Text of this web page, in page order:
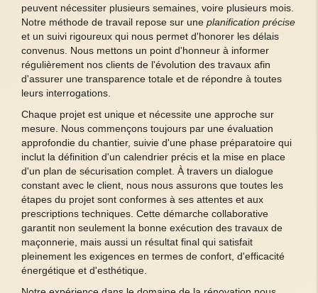
peuvent nécessiter plusieurs semaines, voire plusieurs mois.
Notre méthode de travail repose sur une planification précise
et un suivi rigoureux qui nous permet d'honorer les délais
convenus. Nous mettons un point d'honneur à informer
régulièrement nos clients de l'évolution des travaux afin
d'assurer une transparence totale et de répondre à toutes
leurs interrogations.
Chaque projet est unique et nécessite une approche sur
mesure. Nous commençons toujours par une évaluation
approfondie du chantier, suivie d'une phase préparatoire qui
inclut la définition d'un calendrier précis et la mise en place
d'un plan de sécurisation complet. À travers un dialogue
constant avec le client, nous nous assurons que toutes les
étapes du projet sont conformes à ses attentes et aux
prescriptions techniques. Cette démarche collaborative
garantit non seulement la bonne exécution des travaux de
maçonnerie, mais aussi un résultat final qui satisfait
pleinement les exigences en termes de confort, d'efficacité
énergétique et d'esthétique.